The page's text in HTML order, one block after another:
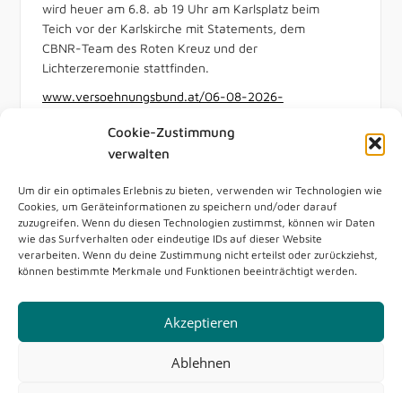
Cookie-Zustimmung
verwalten
Um dir ein optimales Erlebnis zu bieten, verwenden wir Technologien wie
Cookies, um Geräteinformationen zu speichern und/oder darauf
zuzugreifen. Wenn du diesen Technologien zustimmst, können wir Daten
wie das Surfverhalten oder eindeutige IDs auf dieser Website
verarbeiten. Wenn du deine Zustimmung nicht erteilst oder zurückziehst,
können bestimmte Merkmale und Funktionen beeinträchtigt werden.
Akzeptieren
Ablehnen
wird heuer am 6.8. ab 19 Uhr am Karlsplatz beim
Teich vor der Karlskirche mit Statements, dem
CBNR-Team des Roten Kreuz und der
Lichterzeremonie stattfinden.
www.versoehnungsbund.at/06-08-2026-
Photo
Startseite Kontakt & Impressum
Datenschutzerklärung Cookie-Richtlinie (EU)